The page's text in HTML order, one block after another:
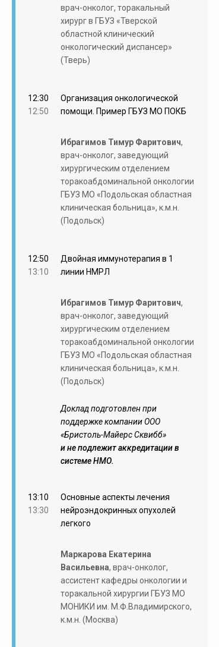
врач-онколог, торакальный
хирург в ГБУЗ «Тверской
областной клинический
онкологический диспансер»
(Тверь)
12:30
12:50
Организация онкологической
помощи. Пример ГБУЗ МО ПОКБ
Ибрагимов Тимур Фаритович,
врач-онколог, заведующий
хирургическим отделением
торакоабдоминальной онкологии
ГБУЗ МО «Подольская областная
клиническая больница», к.м.н.
(Подольск)
12:50
13:10
Двойная иммунотерапия в 1
линии НМРЛ
Ибрагимов Тимур Фаритович,
врач-онколог, заведующий
хирургическим отделением
торакоабдоминальной онкологии
ГБУЗ МО «Подольская областная
клиническая больница», к.м.н.
(Подольск)
Доклад подготовлен при
поддержке компании ООО
«Бристоль-Майерс Сквибб»
и не подлежит аккредитации в
системе НМО.
13:10
13:30
Основные аспекты лечения
нейроэндокринных опухолей
легкого
Маркарова Екатерина
Васильевна, врач-онколог,
ассистент кафедры онкологии и
торакальной хирургии ГБУЗ МО
МОНИКИ им. М.Ф.Владимирского,
к.м.н. (Москва)